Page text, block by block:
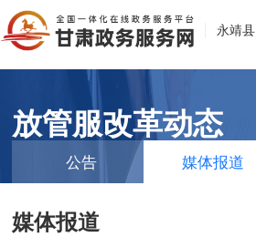
永靖县
放管服改革动态
公告 媒体报道
媒体报道